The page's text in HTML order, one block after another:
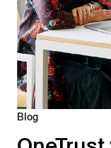
Blog